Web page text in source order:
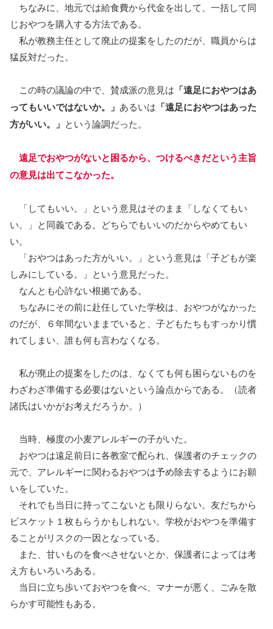
ちなみに、地元では給食費から代金を出して、一括して同
じおやつを購入する方法である。
私が教務主任として廃止の提案をしたのだが、職員からは
猛反対だった。
この時の議論の中で、賛成派の意見は 「遠足におやつはあ
ってもいいではないか。」 あるいは 「遠足におやつはあった
方がいい。」 という論調だった。
遠足でおやつがないと困るから、つけるべきだという主旨
の意見は出てこなかった。
「してもいい。」という意見はそのまま「しなくてもい
い。」と同義である。どちらでもいいのだからやめてもい
い。
「おやつはあった方がいい。」という意見は「子どもが楽
しみにしている。」という意見だった。
なんとも心許ない根拠である。
ちなみにその前に赴任していた学校は、おやつがなかった
のだが、６年間ないままでいると、子どもたちもすっかり慣
れてしまい、誰も何も言わなくなる。
私が廃止の提案をしたのは、なくても何も困らないものを
わざわざ準備する必要はないという論点からである。（読者
諸氏はいかがお考えだろうか。）
当時、極度の小麦アレルギーの子がいた。
おやつは遠足前日に各教室で配られ、保護者のチェックの
元で、アレルギーに関わるおやつは予め除去するようにお願
いをしていた。
それでも当日に持ってこないとも限りらない。友だちから
ビスケット１枚もらうかもしれない。学校がおやつを準備す
ることがリスクの一因となっている。
また、甘いものを食べさせないとか、保護者によっては考
え方もいろいろある。
当日に立ち歩いておやつを食べ、マナーが悪く、ごみを散
らかす可能性もある。